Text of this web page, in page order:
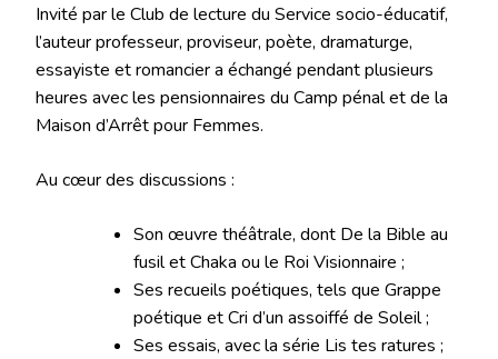
Invité par le Club de lecture du Service socio-éducatif,
l’auteur professeur, proviseur, poète, dramaturge,
essayiste et romancier a échangé pendant plusieurs
heures avec les pensionnaires du Camp pénal et de la
Maison d’Arrêt pour Femmes.
Au cœur des discussions :
Son œuvre théâtrale, dont De la Bible au
fusil et Chaka ou le Roi Visionnaire ;
Ses recueils poétiques, tels que Grappe
poétique et Cri d’un assoiffé de Soleil ;
Ses essais, avec la série Lis tes ratures ;